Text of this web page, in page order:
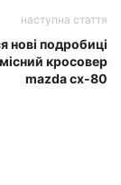
наступна стаття
нові подробиці
кросовер
mazda cx-80